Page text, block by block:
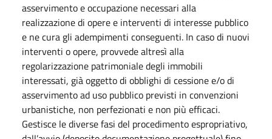
asservimento e occupazione necessari alla
realizzazione di opere e interventi di interesse pubblico
e ne cura gli adempimenti conseguenti. In caso di nuovi
interventi o opere, provvede altresì alla
regolarizzazione patrimoniale degli immobili
interessati, già oggetto di obblighi di cessione e/o di
asservimento ad uso pubblico previsti in convenzioni
urbanistiche, non perfezionati e non più efficaci.
Gestisce le diverse fasi del procedimento espropriativo,